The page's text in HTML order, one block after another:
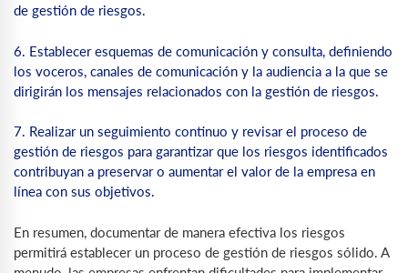
de gestión de riesgos.
6. Establecer esquemas de comunicación y consulta, definiendo
los voceros, canales de comunicación y la audiencia a la que se
dirigirán los mensajes relacionados con la gestión de riesgos.
7. Realizar un seguimiento continuo y revisar el proceso de
gestión de riesgos para garantizar que los riesgos identificados
contribuyan a preservar o aumentar el valor de la empresa en
línea con sus objetivos.
En resumen, documentar de manera efectiva los riesgos
permitirá establecer un proceso de gestión de riesgos sólido. A